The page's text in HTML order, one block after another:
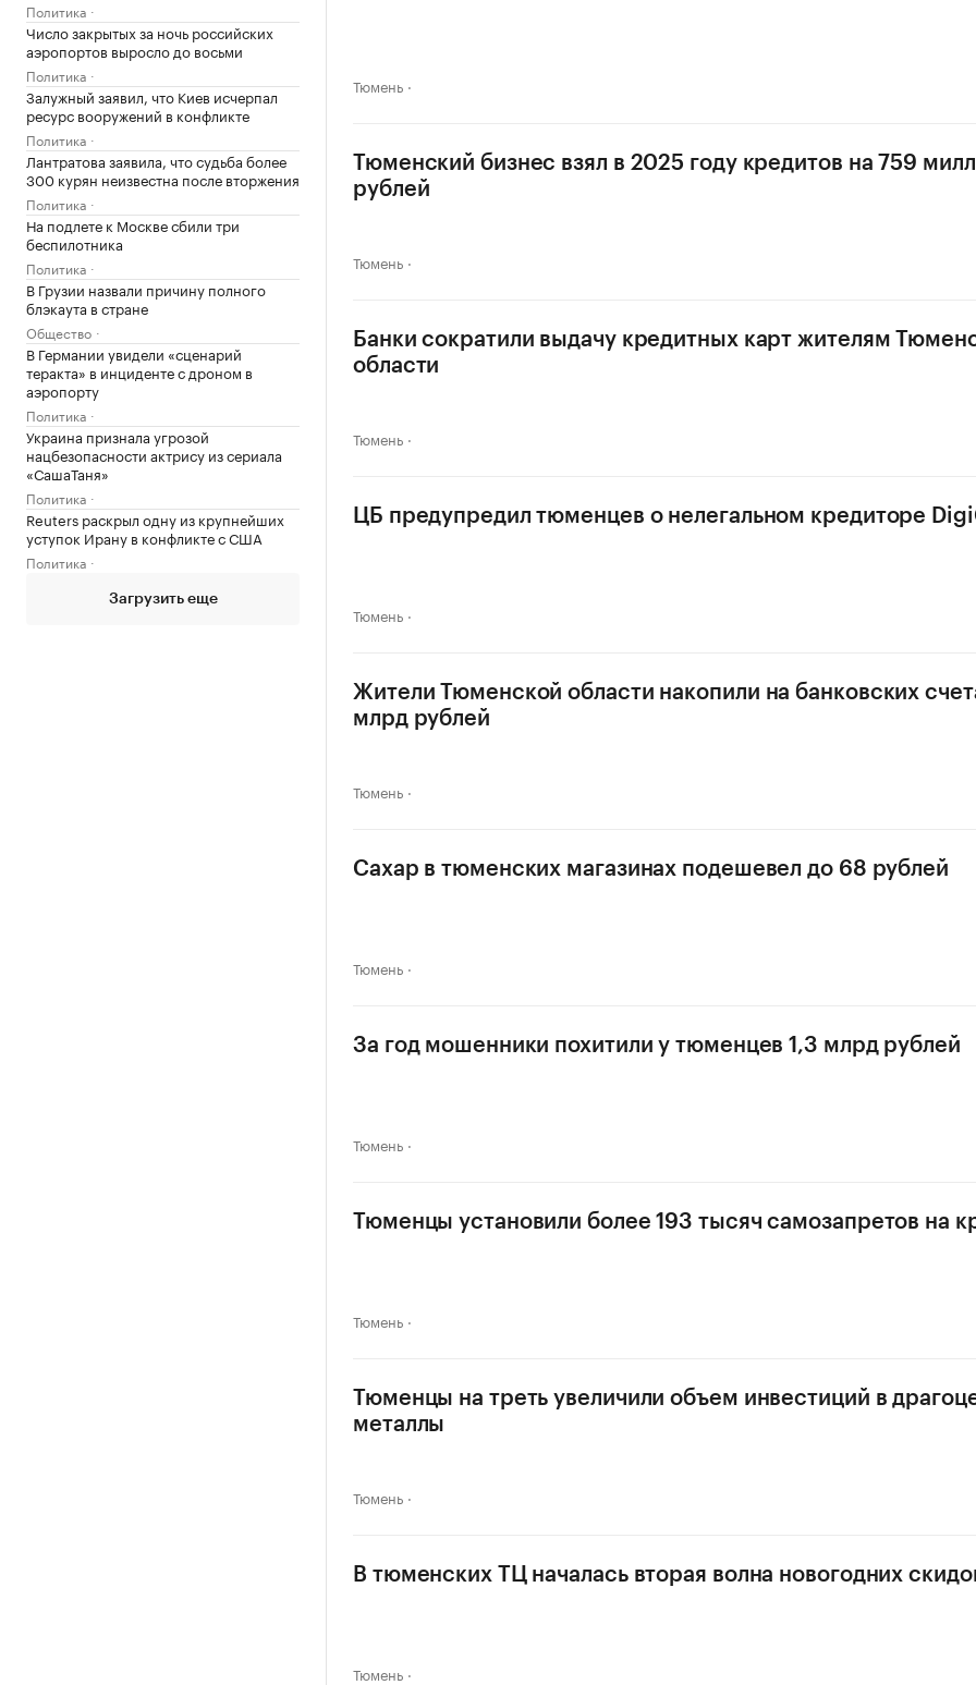
Политика
Число закрытых за ночь российских
аэропортов выросло до восьми
Политика
Залужный заявил, что Киев исчерпал
ресурс вооружений в конфликте
Политика
Лантратова заявила, что судьба более
300 курян неизвестна после вторжения
Политика
На подлете к Москве сбили три
беспилотника
Политика
В Грузии назвали причину полного
блэкаута в стране
Общество
В Германии увидели «сценарий
теракта» в инциденте с дроном в
аэропорту
Политика
Украина признала угрозой
нацбезопасности актрису из сериала
«СашаТаня»
Политика
Reuters раскрыл одну из крупнейших
уступок Ирану в конфликте с США
Политика
Загрузить еще
Тюмень
Тюменский бизнес взял в 2025 году кредитов на 759
рублей
Тюмень
Банки сократили выдачу кредитных карт жителям
области
Тюмень
ЦБ предупредил тюменцев о нелегальном кредиторе
Тюмень
Жители Тюменской области накопили на банковских
млрд рублей
Тюмень
Сахар в тюменских магазинах подешевел до 68 рублей
Тюмень
За год мошенники похитили у тюменцев 1,3 млрд рублей
Тюмень
Тюменцы установили более 193 тысяч самозапретов на
Тюмень
Тюменцы на треть увеличили объем инвестиций в
металлы
Тюмень
В тюменских ТЦ началась вторая волна новогодних
Тюмень